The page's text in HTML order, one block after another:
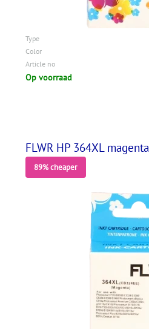
Type
Color
Article no
Op voorraad
FLWR HP 364XL magenta
89% cheaper